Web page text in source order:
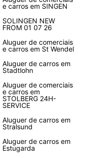
e carros em SINGEN
SOLINGEN NEW
FROM 01 07 26
Aluguer de comerciais
e carros em St Wendel
Aluguer de carros em
Stadtlohn
Aluguer de comerciais
e carros em
STOLBERG 24H-
SERVICE
Aluguer de carros em
Stralsund
Aluguer de carros em
Estugarda